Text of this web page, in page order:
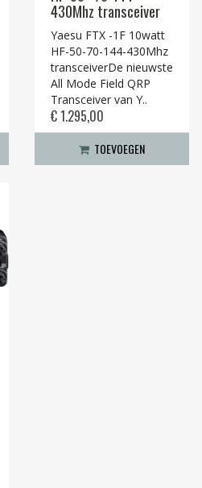
430Mhz transceiver
Yaesu FTX -1F 10watt
HF-50-70-144-430Mhz
transceiverDe nieuwste
All Mode Field QRP
Transceiver van Y..
€ 1.295,00
TOEVOEGEN